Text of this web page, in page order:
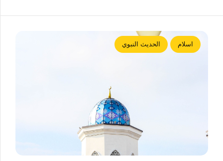
اسلام الحديث النبوي